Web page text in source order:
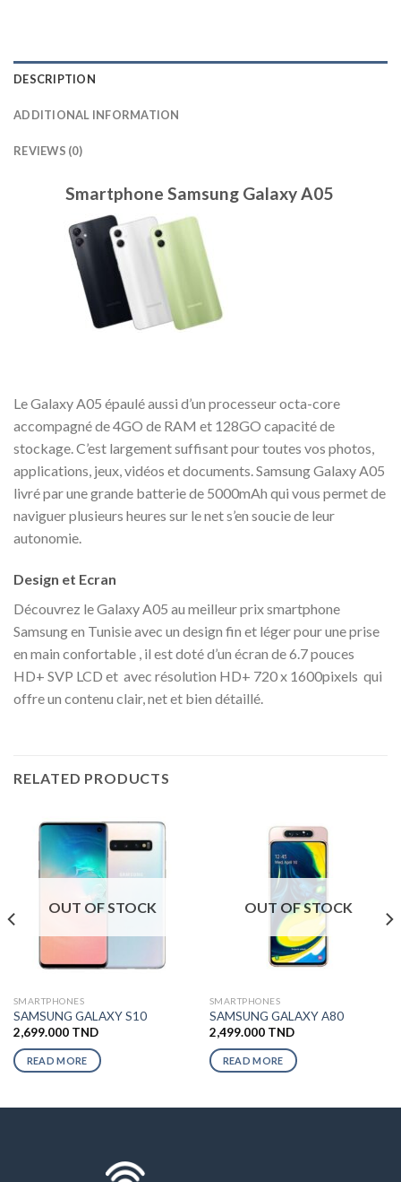
DESCRIPTION
ADDITIONAL INFORMATION
REVIEWS (0)
Smartphone Samsung Galaxy A05
Le Galaxy A05 épaulé aussi d’un processeur octa-core
accompagné de 4GO de RAM et 128GO capacité de
stockage. C’est largement suffisant pour toutes vos photos,
applications, jeux, vidéos et documents. Samsung Galaxy A05
livré par une grande batterie de 5000mAh qui vous permet de
naviguer plusieurs heures sur le net s’en soucie de leur
autonomie.
Design et Ecran
Découvrez le Galaxy A05 au meilleur prix smartphone
Samsung en Tunisie avec un design fin et léger pour une prise
en main confortable , il est doté d’un écran de 6.7 pouces
HD+ SVP LCD et avec résolution HD+ 720 x 1600pixels qui
offre un contenu clair, net et bien détaillé.
RELATED PRODUCTS
OUT OF STOCK
SMARTPHONES
SAMSUNG GALAXY S10
2,699.000 TND
READ MORE
OUT OF STOCK
SMARTPHONES
SAMSUNG GALAXY A80
2,499.000 TND
READ MORE